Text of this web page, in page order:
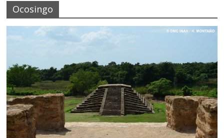
Ocosingo